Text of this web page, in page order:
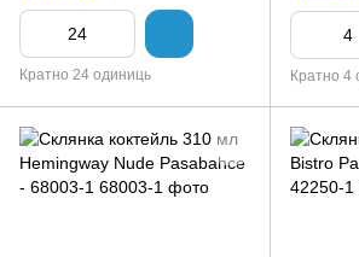
Кратно 24 одиниць Кратно 4